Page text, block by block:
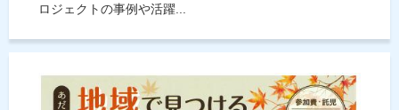
ロジェクトの事例や活躍...